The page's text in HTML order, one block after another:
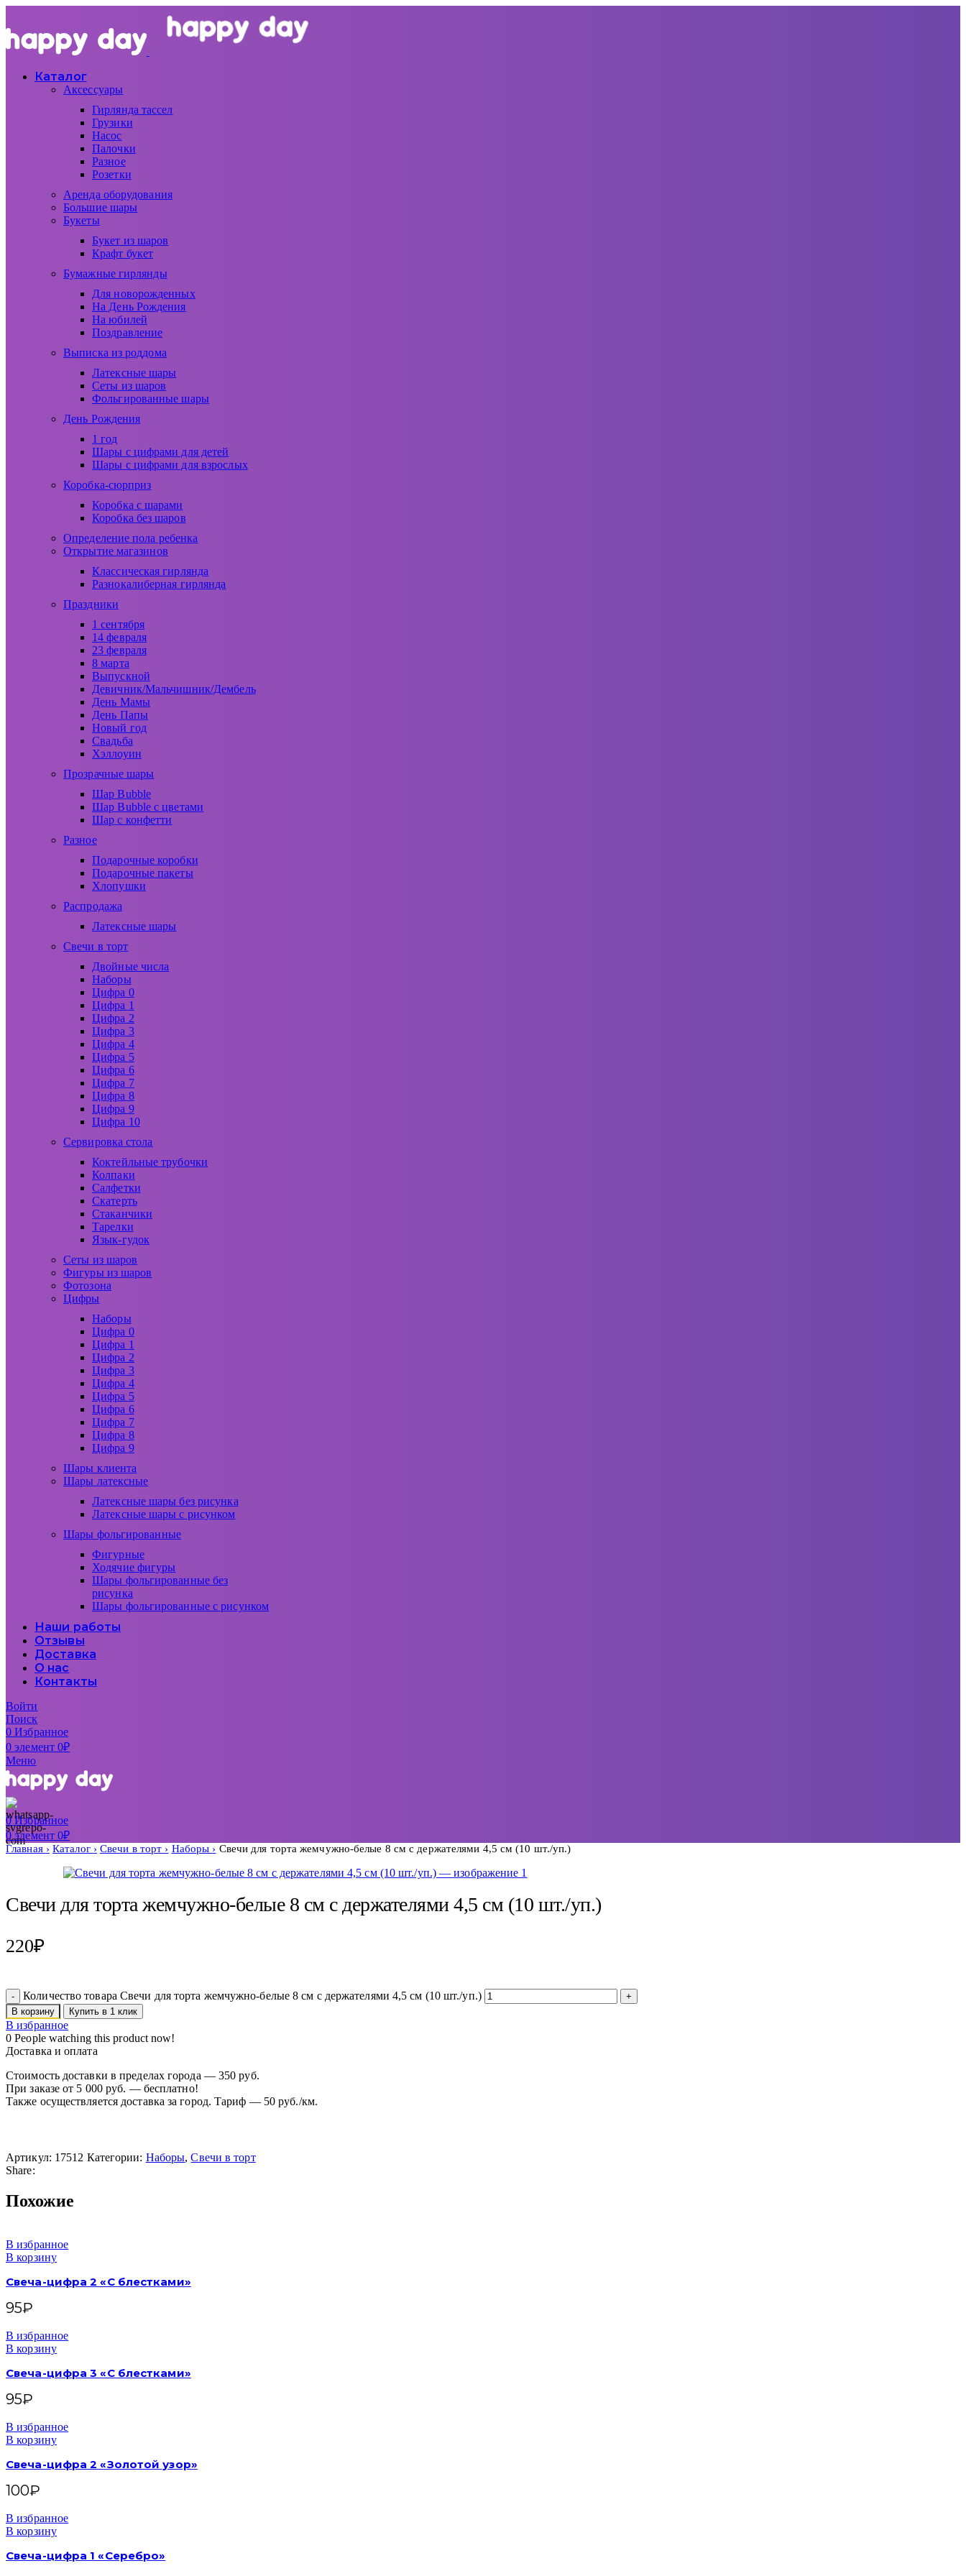
Каталог
Аксессуары
Гирлянда тассел
Грузики
Насос
Палочки
Разное
Розетки
Аренда оборудования
Большие шары
Букеты
Букет из шаров
Крафт букет
Бумажные гирлянды
Для новорожденных
На День Рождения
На юбилей
Поздравление
Выписка из роддома
Латексные шары
Сеты из шаров
Фольгированные шары
День Рождения
1 год
Шары с цифрами для детей
Шары с цифрами для взрослых
Коробка-сюрприз
Коробка с шарами
Коробка без шаров
Определение пола ребенка
Открытие магазинов
Классическая гирлянда
Разнокалиберная гирлянда
Праздники
1 сентября
14 февраля
23 февраля
8 марта
Выпускной
Девичник/Мальчишник/Дембель
День Мамы
День Папы
Новый год
Свадьба
Хэллоуин
Прозрачные шары
Шар Bubble
Шар Bubble с цветами
Шар с конфетти
Разное
Подарочные коробки
Подарочные пакеты
Хлопушки
Распродажа
Латексные шары
Свечи в торт
Двойные числа
Наборы
Цифра 0
Цифра 1
Цифра 2
Цифра 3
Цифра 4
Цифра 5
Цифра 6
Цифра 7
Цифра 8
Цифра 9
Цифра 10
Сервировка стола
Коктейльные трубочки
Колпаки
Салфетки
Скатерть
Стаканчики
Тарелки
Язык-гудок
Сеты из шаров
Фигуры из шаров
Фотозона
Цифры
Наборы
Цифра 0
Цифра 1
Цифра 2
Цифра 3
Цифра 4
Цифра 5
Цифра 6
Цифра 7
Цифра 8
Цифра 9
Шары клиента
Шары латексные
Латексные шары без рисунка
Латексные шары с рисунком
Шары фольгированные
Фигурные
Ходячие фигуры
Шары фольгированные без
рисунка
Шары фольгированные с рисунком
Наши работы
Отзывы
Доставка
О нас
Контакты
Войти
Поиск
0Избранное
0элемент 0₽
Меню
0Избранное
0элемент 0₽
Главная Каталог Свечи в торт Наборы Свечи для торта жемчужно-белые 8 см с держателями 4,5 см (10 шт./уп.)
Свечи для торта жемчужно-белые 8 см с держателями 4,5 см (10 шт./уп.)
220₽
Количество товара Свечи для торта жемчужно-белые 8 см с держателями 4,5 см (10 шт./уп.)
В корзину Купить в 1 клик
В избранное
0 People watching this product now!
Доставка и оплата
Стоимость доставки в пределах города — 350 руб.
При заказе от 5 000 руб. — бесплатно!
Также осуществляется доставка за город. Тариф — 50 руб./км.
Артикул: 17512 Категории: Наборы, Свечи в торт
Share:
Похожие
В избранное
В корзину
Свеча-цифра 2 «С блестками»
95₽
В избранное
В корзину
Свеча-цифра 3 «С блестками»
95₽
В избранное
В корзину
Свеча-цифра 2 «Золотой узор»
100₽
В избранное
В корзину
Свеча-цифра 1 «Серебро»